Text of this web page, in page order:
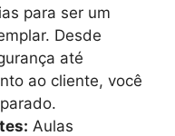
para ser um
Desde
até
ao cliente, você
Aulas